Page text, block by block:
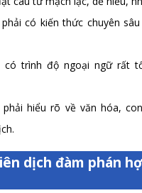
có kiến thức chuyên
có trình độ ngoại ngữ rất
phải hiểu rõ về văn hóa,
dịch đàm phán